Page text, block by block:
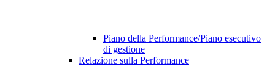
Piano della Performance/Piano esecutivo
di gestione
Relazione sulla Performance